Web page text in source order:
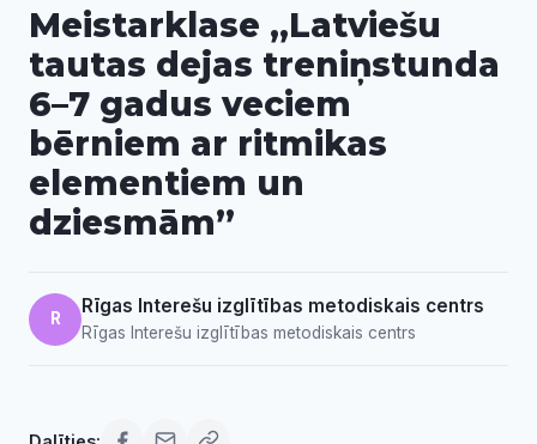
Meistarklase „Latviešu
tautas dejas treniņstunda
6–7 gadus veciem
bērniem ar ritmikas
elementiem un
dziesmām”
R
Rīgas Interešu izglītības metodiskais centrs
Rīgas Interešu izglītības metodiskais centrs